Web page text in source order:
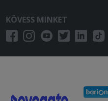
KÖVESS MINKET